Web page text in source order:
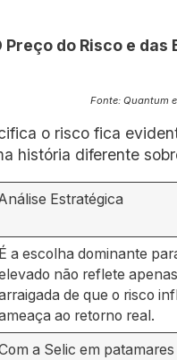
do Risco e das
Fonte: Quantum
o risco fica
história diferente
Estratégica
É a escolha dominante
não reflete
de que o risco
ao retorno real.
a Selic em